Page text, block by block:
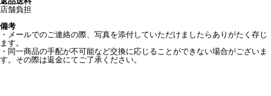
店舗負担
備考
・メールでのご連絡の際、写真を添付していただけましたらありがたく存じ
ます。
・同一商品の手配が不可能など交換に応じることができない場合がございま
す。その際は返金にてご了承ください。